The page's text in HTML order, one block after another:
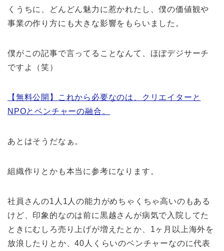
くうちに、どんどん魅力に惹かれたし、僕の価値観や
事業の作り方にも大きな影響をもらいました。
僕がこの記事で言ってることなんて、ほぼデジサーチ
ですよ（笑）
【無料公開】これから必要なのは、クリエイターと
NPOとベンチャーの融合。
あとはそうだなぁ。
組織作りとかも本当に参考になります。
社員さんの1人1人の能力がめちゃくちゃ高いのもある
けど、印象的なのは前に黒越さんが病気で入院してた
ときにむしろ売り上げが増えたとか、1ヶ月以上海外を
放浪したりとか、40人くらいのベンチャーなのに代表